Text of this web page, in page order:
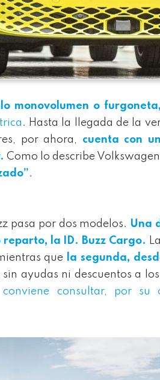
monovolumen o
. Hasta la llegada de la
por ahora, cuenta con
Como lo describe Volkswagen,
.
pasa por dos modelos. Una
la ID. Buzz Cargo.
que la segunda,
ayudas ni descuentos a
consultar, por su